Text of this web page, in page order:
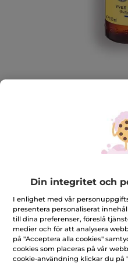
Koncentrerad
En liten flaska
av
stjärnor.
Läs
för
Koncentrerad
duschgel
-
Vanilj
Antal
LÄGG I
Din integritet och
I enlighet med vår
presentera personaliserat
till dina preferenser, föreslå
medier och för att analysera
på "Acceptera alla cookies"
cookies som placeras på vår
cookie-användning klickar du på